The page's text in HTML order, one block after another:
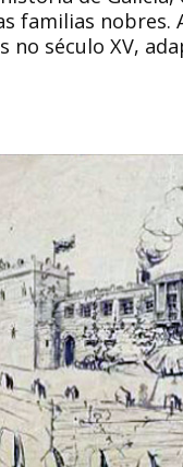
familias nobres.
século XV,